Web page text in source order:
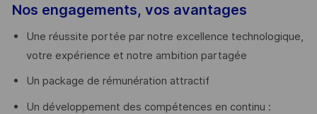
Nos engagements, vos avantages
Une réussite portée par notre excellence technologique,
votre expérience et notre ambition partagée
Un package de rémunération attractif
Un développement des compétences en continu :